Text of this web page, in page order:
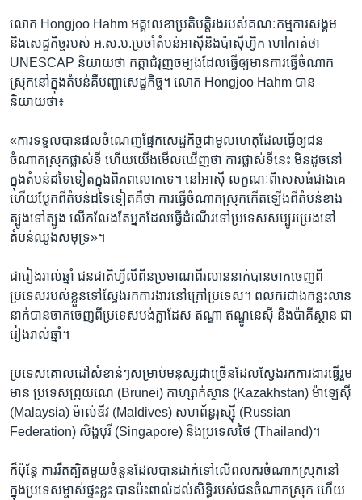
លោក ​Hongjoo Hahm ​អគ្គលេខា​ប្រតិបត្តិ​រង​របស់​គណៈកម្មការ​សង្គម​
និង​សេដ្ឋកិច្ច​របស់ ​អ.ស.ប.​ប្រចាំ​តំបន់​អាស៊ី​និង​ប៉ាស៊ីហ្វិក ​ហៅ​កាត់​ថា​
UNESCAP ​និយាយ​ថា ​កត្តា​ជំរុញ​ចម្បង​ដែលធ្វើ​ឲ្យ​មាន​ការធ្វើ​ចំណាក​
ស្រុកនៅ​ក្នុង​តំបន់​គឺ​បញ្ហា​សេដ្ឋកិច្ច។ លោក Hongjoo Hahm បាន​
និយាយថា៖
«ការ​ទទួល​បាន​ផល​ចំណេញ​ផ្នែក​សេដ្ឋកិច្ច​ជា​មូលហេតុ​ដែល​ធ្វើ​ឲ្យ​ជន​
ចំណាក​ស្រុក​ផ្លាស់​ទី​ ហើយ​យើង​មើល​ឃើញ​ថា ការផ្លាស់​ទី​នេះ​ មិន​ដូច​នៅ​
ក្នុង​តំបន់​ដទៃ​ទៀត​ក្នុង​ពិភពលោក​ទេ។ នៅ​អាស៊ី​ លក្ខណៈ​ពិសេស​ធំជាង​គេ​
ហើយ​ប្លែក​ពី​តំបន់​ដទៃ​ទៀត​គឺ​ថា ​ការធ្វើ​ចំណាក​ស្រុក​កើត​ឡើង​ពី​តំបន់​ខាង​
ត្បូង​ទៅ​ត្បូង​ លើក​លែង​តែ​អ្នក​ដែល​ធ្វើ​ដំណើរ​ទៅ​ប្រទេស​សម្បូរ​ប្រេង​នៅ​
តំបន់​ឈូង​សមុទ្រ»។
ជា​រៀងរាល់​ឆ្នាំ ជនជាតិ​ហ្វីលីពីន​ប្រមាណពីរ​លាន​នាក់​បាន​ចាក​ចេញ​ពី​
ប្រទេស​របស់​ខ្លួន​ទៅ​ស្វែងរក​ការងារ​នៅ​ក្រៅ​ប្រទេស។ ពលករ​ជាង​កន្លះ​លាន​
នាក់​បាន​ចាក​ចេញ​ពី​ប្រទេស​បង់ក្លាដែស​ ឥណ្ឌា​ ឥណ្ឌូនេស៊ី ​និង​ប៉ាគីស្ថាន​ ជា​
រៀងរាល់​ឆ្នាំ។
ប្រទេស​គោលដៅ​សំខាន់ៗ​សម្រាប់​មនុស្ស​ជា​ច្រើន​ដែល​ស្វែង​រក​ការងារ​ធ្វើ​រួម​
មាន​ ប្រទេស​ព្រុយណេ (Brunei) កាហ្សាក់ស្ថាន (Kazakhstan) ម៉ាឡេស៊ី
(Malaysia) ម៉ាល់ឌីវ (Maldives) សហព័ន្ធ​រុស្ស៊ី (Russian
Federation) សិង្ហបុរី (Singapore) និង​ប្រទេស​ថៃ (Thailand)។
ក៏ប៉ុន្តែ​ ការ​រឹតត្បិត​មួយ​ចំនួន​ដែល​បាន​ដាក់​ទៅ​លើ​ពលករ​ចំណាកស្រុក​នៅ​
ក្នុង​ប្រទេស​ម្ចាស់​ផ្ទះ​ខ្លះ ​បាន​ប៉ះពាល់​ដល់​សិទ្ធិ​របស់​ជន​ចំណាក​ស្រុក​ ហើយ​